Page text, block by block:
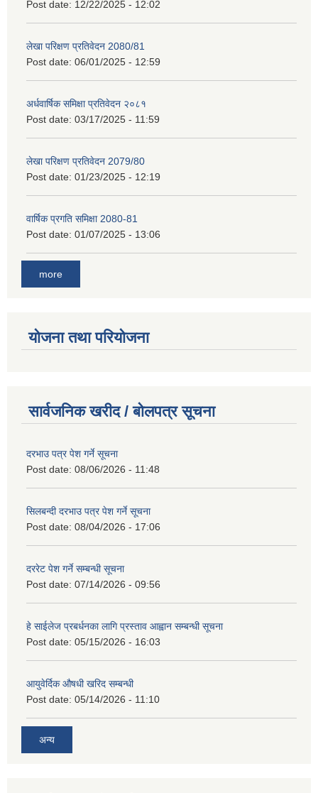
Post date: 12/22/2025 - 12:02
लेखा परिक्षण प्रतिवेदन 2080/81
Post date: 06/01/2025 - 12:59
अर्धवार्षिक समिक्षा प्रतिवेदन २०८१
Post date: 03/17/2025 - 11:59
लेखा परिक्षण प्रतिवेदन 2079/80
Post date: 01/23/2025 - 12:19
वार्षिक प्रगति समिक्षा 2080-81
Post date: 01/07/2025 - 13:06
more
योजना तथा परियोजना
सार्वजनिक खरीद / बोलपत्र सूचना
दरभाउ पत्र पेश गर्ने सूचना
Post date: 08/06/2026 - 11:48
सिलबन्दी दरभाउ पत्र पेश गर्ने सूचना
Post date: 08/04/2026 - 17:06
दररेट पेश गर्ने सम्बन्धी सूचना
Post date: 07/14/2026 - 09:56
हे साईलेज प्रबर्धनका लागि प्रस्ताव आह्वान सम्बन्धी सूचना
Post date: 05/15/2026 - 16:03
आयुवेर्दिक औषधी खरिद सम्बन्धी
Post date: 05/14/2026 - 11:10
अन्य